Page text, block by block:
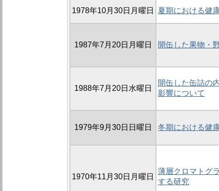
1978年10月30日月曜日 夏期における健
1987年7月20日月曜日 開缶した果物・
1988年7月20日水曜日
開缶した缶詰の
影響について
1979年9月30日日曜日 冬期における健
1970年11月30日月曜日
薄層クロマトグ
する研究